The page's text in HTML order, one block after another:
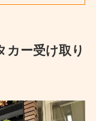
カー受け取り